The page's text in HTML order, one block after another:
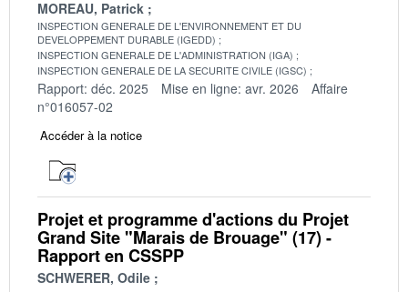
MOREAU, Patrick
INSPECTION GENERALE DE L'ENVIRONNEMENT ET DU
DEVELOPPEMENT DURABLE (IGEDD)
INSPECTION GENERALE DE L'ADMINISTRATION (IGA)
INSPECTION GENERALE DE LA SECURITE CIVILE (IGSC)
Rapport: déc. 2025 Mise en ligne: avr. 2026
Affaire
n°016057-02
Accéder à la notice
Projet et programme d'actions du Projet
Grand Site "Marais de Brouage" (17) -
Rapport en CSSPP
SCHWERER, Odile